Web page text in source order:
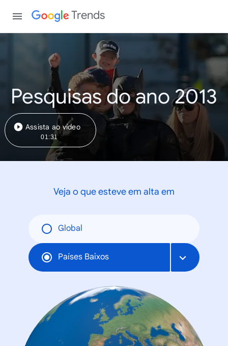
Trends
Pesquisas do ano 2013
Assista ao vídeo
01:31
Veja o que esteve em alta em
Global
Países Baixos